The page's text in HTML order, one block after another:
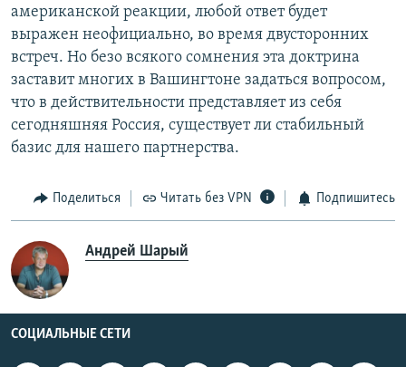
американской реакции, любой ответ будет
выражен неофициально, во время двусторонних
встреч. Но безо всякого сомнения эта доктрина
заставит многих в Вашингтоне задаться вопросом,
что в действительности представляет из себя
сегодняшняя Россия, существует ли стабильный
базис для нашего партнерства.
Поделиться Читать без VPN Подпишитесь
Андрей Шарый
СОЦИАЛЬНЫЕ СЕТИ